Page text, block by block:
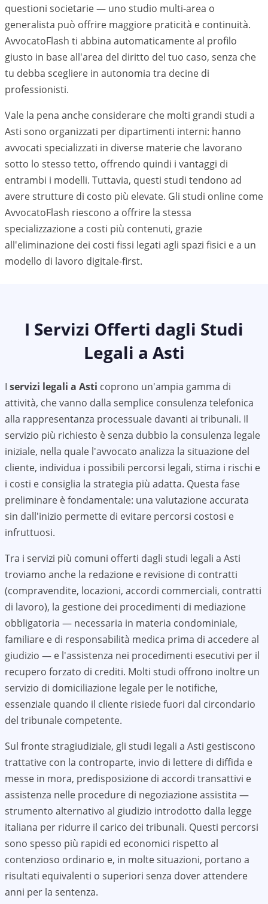
questioni societarie — uno studio multi-area o
generalista può offrire maggiore praticità e continuità.
AvvocatoFlash ti abbina automaticamente al profilo
giusto in base all'area del diritto del tuo caso, senza che
tu debba scegliere in autonomia tra decine di
professionisti.
Vale la pena anche considerare che molti grandi studi a
Asti sono organizzati per dipartimenti interni: hanno
avvocati specializzati in diverse materie che lavorano
sotto lo stesso tetto, offrendo quindi i vantaggi di
entrambi i modelli. Tuttavia, questi studi tendono ad
avere strutture di costo più elevate. Gli studi online come
AvvocatoFlash riescono a offrire la stessa
specializzazione a costi più contenuti, grazie
all'eliminazione dei costi fissi legati agli spazi fisici e a un
modello di lavoro digitale-first.
I Servizi Offerti dagli Studi
Legali a Asti
I servizi legali a Asti coprono un'ampia gamma di
attività, che vanno dalla semplice consulenza telefonica
alla rappresentanza processuale davanti ai tribunali. Il
servizio più richiesto è senza dubbio la consulenza legale
iniziale, nella quale l'avvocato analizza la situazione del
cliente, individua i possibili percorsi legali, stima i rischi e
i costi e consiglia la strategia più adatta. Questa fase
preliminare è fondamentale: una valutazione accurata
sin dall'inizio permette di evitare percorsi costosi e
infruttuosi.
Tra i servizi più comuni offerti dagli studi legali a Asti
troviamo anche la redazione e revisione di contratti
(compravendite, locazioni, accordi commerciali, contratti
di lavoro), la gestione dei procedimenti di mediazione
obbligatoria — necessaria in materia condominiale,
familiare e di responsabilità medica prima di accedere al
giudizio — e l'assistenza nei procedimenti esecutivi per il
recupero forzato di crediti. Molti studi offrono inoltre un
servizio di domiciliazione legale per le notifiche,
essenziale quando il cliente risiede fuori dal circondario
del tribunale competente.
Sul fronte stragiudiziale, gli studi legali a Asti gestiscono
trattative con la controparte, invio di lettere di diffida e
messe in mora, predisposizione di accordi transattivi e
assistenza nelle procedure di negoziazione assistita —
strumento alternativo al giudizio introdotto dalla legge
italiana per ridurre il carico dei tribunali. Questi percorsi
sono spesso più rapidi ed economici rispetto al
contenzioso ordinario e, in molte situazioni, portano a
risultati equivalenti o superiori senza dover attendere
anni per la sentenza.